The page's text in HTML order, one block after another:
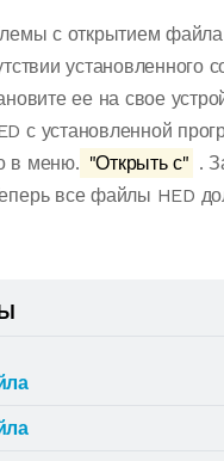
с открытием
ее на свое
с установленной
в меню. "Открыть с" .
все файлы HED